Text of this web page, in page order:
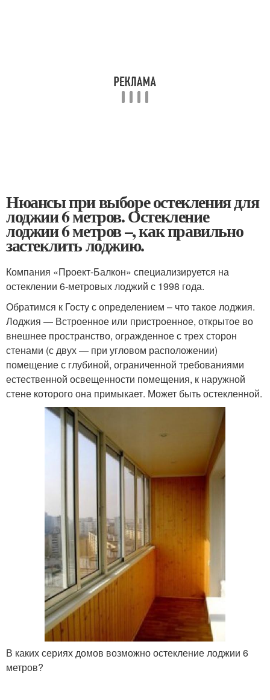
Нюансы при выборе остекления для
лоджии 6 метров. Остекление
лоджии 6 метров –, как правильно
застеклить лоджию.
Компания «Проект-Балкон» специализируется на
остеклении 6-метровых лоджий с 1998 года.
Обратимся к Госту с определением – что такое лоджия.
Лоджия — Встроенное или пристроенное, открытое во
внешнее пространство, огражденное с трех сторон
стенами (с двух — при угловом расположении)
помещение с глубиной, ограниченной требованиями
естественной освещенности помещения, к наружной
стене которого она примыкает. Может быть остекленной.
В каких сериях домов возможно остекление лоджии 6
метров?